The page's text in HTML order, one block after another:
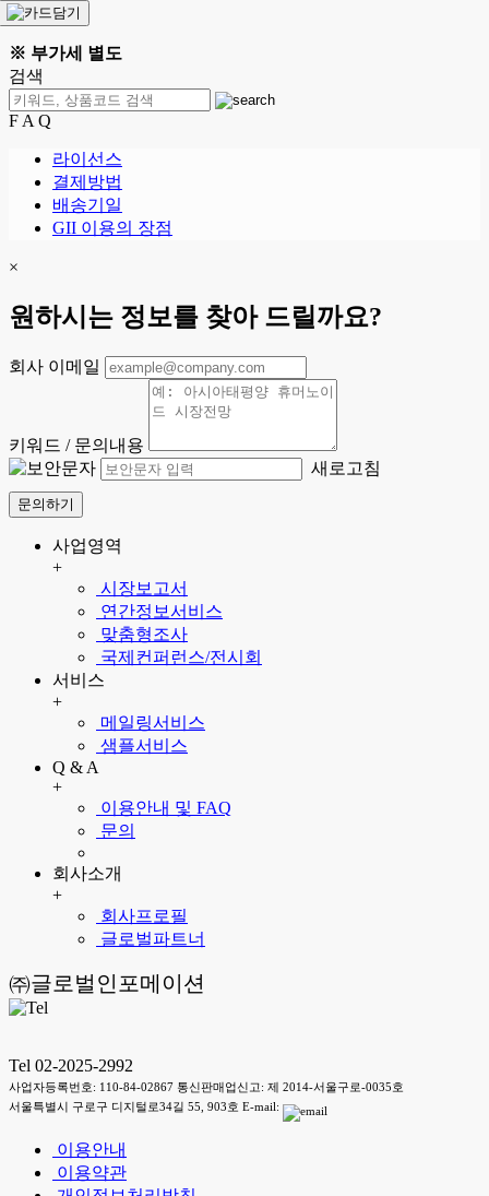
※ 부가세 별도
검색
F A Q
라이선스
결제방법
배송기일
GII 이용의 장점
×
원하시는 정보를 찾아 드릴까요?
회사 이메일
키워드 / 문의내용
새로고침
문의하기
사업영역
+
시장보고서
연간정보서비스
맞춤형조사
국제컨퍼런스/전시회
서비스
+
메일링서비스
샘플서비스
Q & A
+
이용안내 및 FAQ
문의
회사소개
+
회사프로필
글로벌파트너
㈜글로벌인포메이션
Tel 02-2025-2992
사업자등록번호: 110-84-02867 통신판매업신고: 제 2014-서울구로-0035호
서울특별시 구로구 디지털로34길 55, 903호 E-mail:
이용안내
이용약관